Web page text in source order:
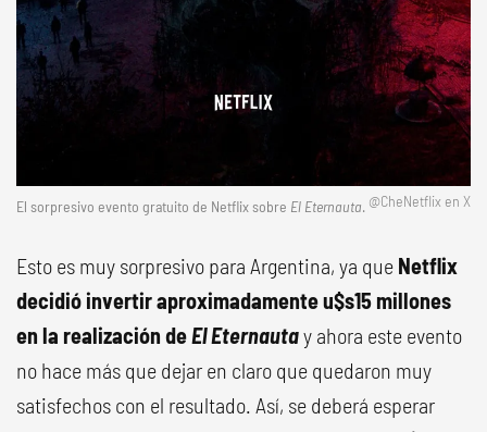
El sorpresivo evento gratuito de Netflix sobre El Eternauta. @CheNetflix en X
Esto es muy sorpresivo para Argentina, ya que Netflix
decidió invertir aproximadamente u$s15 millones
en la realización de El Eternautay ahora este evento
no hace más que dejar en claro que quedaron muy
satisfechos con el resultado. Así, se deberá esperar